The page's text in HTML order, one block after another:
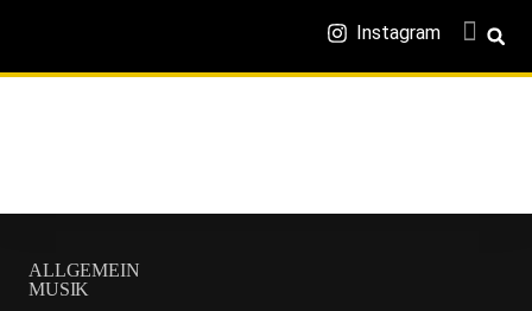
Instagram
ALLGEMEIN
MUSIK